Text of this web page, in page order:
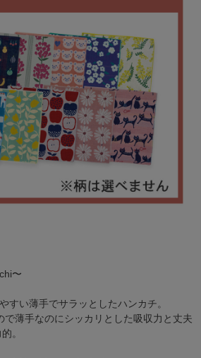
〜
すい薄手でサラッとしたハンカチ。
で薄手なのにシッカリとした吸収力と丈夫
。